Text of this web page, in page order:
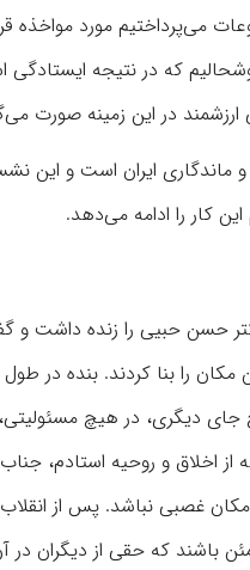
می‌پرداختیم مورد مواخذه
که در نتیجه ایستادگی
در این زمینه صورت
و ماندگاری ایران است و این
کار را ادامه می‌دهد.
حسن حبیی را زنده داشت و
دیگری، در هیچ
اخلاق و روحیه استادم،
غصبی نباشد. پس از انقلاب
باشند که حقی از دیگران در